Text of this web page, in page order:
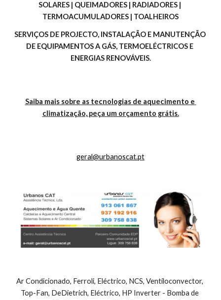
SOLARES | QUEIMADORES | RADIADORES |
TERMOACUMULADORES | TOALHEIROS
SERVIÇOS DE PROJECTO, INSTALAÇÃO E MANUTENÇÃO
DE EQUIPAMENTOS A GÁS, TERMOELÉCTRICOS E
ENERGIAS RENOVÁVEIS.
Saiba mais sobre as tecnologias de aquecimento e
climatização, peça um orçamento grátis.
geral@urbanoscat.pt
Ar Condicionado, Ferroli, Eléctrico, NCS, Ventiloconvector,
Top-Fan, DeDietrich, Eléctrico, HP Inverter - Bomba de